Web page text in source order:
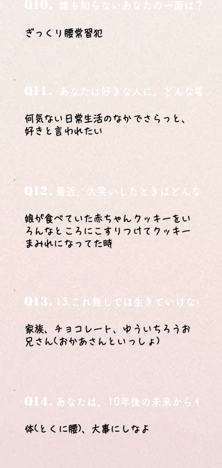
Q10. 誰も知らないあなたの一面は？
ぎっくり腰常習犯
Q11. あなたは好きな人に、どんな場所
何気ない日常生活のなかでさらっと、
好きと言われたい
Q12. 最近、大笑いしたときはどんな時？
娘が食べていた赤ちゃんクッキーをい
ろんなところにこすりつけてクッキー
まみれになってた時
Q13. 13.これ無しでは生きていけないモ
家族、チョコレート、ゆういちろうお
兄さん(おかあさんといっしょ)
Q14. あなたは、10年後の未来からやっ
体(とくに腰)、大事にしなよ